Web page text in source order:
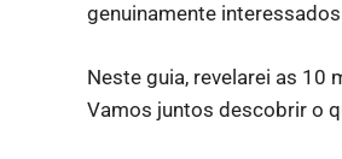
genuinamente
Neste guia, revelarei as 10
Vamos juntos descobrir o